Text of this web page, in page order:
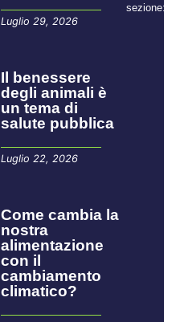
Luglio 29, 2026
Il benessere
degli animali è
un tema di
salute pubblica
Luglio 22, 2026
Come cambia la
nostra
alimentazione
con il
cambiamento
climatico?
sezione: